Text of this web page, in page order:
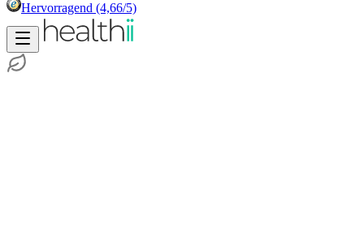
Hervorragend (4,66/5)